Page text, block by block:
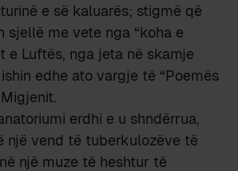
e së kaluarës; stigmë që
sjellë me vete nga “koha e
e Luftës, nga jeta në skamje
edhe ato vargje të “Poemës
erdhi e u shndërrua,
një vend të tuberkulozëve të
një muze të heshtur të